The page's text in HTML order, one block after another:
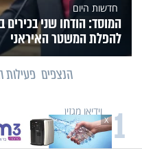
חדשות היום
המוסד: הודחו שני בכירים
להפלת המשטר האיראני
הנצפים פעילות
1 וידיאו מגזין
"הגמגום לא מגדיר
שטרן על המגבלה
X